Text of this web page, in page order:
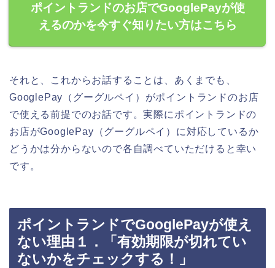
ポイントランドのお店でGooglePayが使
えるのかを今すぐ知りたい方はこちら
それと、これからお話することは、あくまでも、
GooglePay（グーグルペイ）がポイントランドのお店
で使える前提でのお話です。実際にポイントランドの
お店がGooglePay（グーグルペイ）に対応しているか
どうかは分からないので各自調べていただけると幸い
です。
ポイントランドでGooglePayが使え
ない理由１．「有効期限が切れてい
ないかをチェックする！」